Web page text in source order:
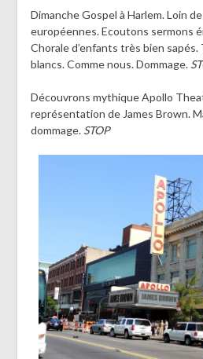
Dimanche Gospel à Harlem. Loin
européennes. Ecoutons sermons
Chorale d’enfants très bien
blancs. Comme nous. Dommage.
Découvrons mythique Apollo
représentation de James Brown.
dommage. STOP